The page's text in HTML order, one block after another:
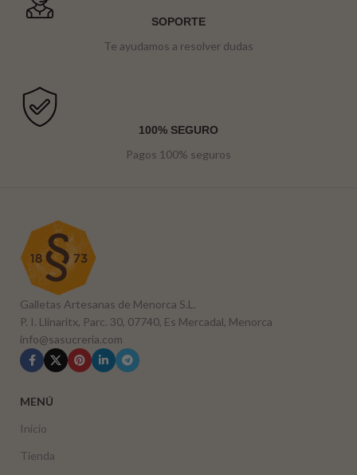
SOPORTE
Te ayudamos a resolver dudas
100% SEGURO
Pagos 100% seguros
Galletas Artesanas de Menorca S.L.
P. I. Llinaritx, Parc. 30, 07740, Es Mercadal, Menorca
info@sasucreria.com
MENÚ
Inicio
Tienda